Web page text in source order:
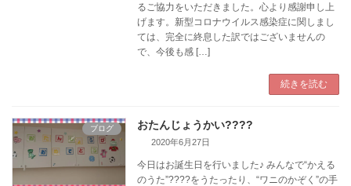
るご協力をいただきました。心より感謝申し上
げます。新型コロナウイルス感染症に関しまし
ては、完全に終息した訳ではございませんの
で、今後も感 […]
続きを読む
ブログ おたんじょうかい????
2020年6月27日
今日はお誕生日を行いました♪ みんなで“かえる
のうた”????をうたったり、“ワニのかぞく”の手